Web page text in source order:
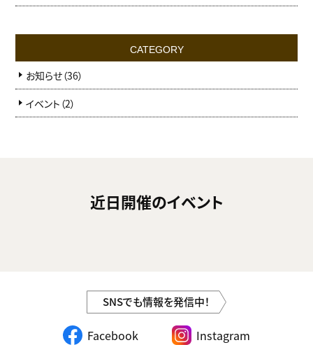
CATEGORY
お知らせ（36）
イベント（2）
近日開催のイベント
SNSでも情報を発信中！
Facebook Instagram